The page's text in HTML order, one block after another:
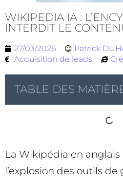
WIKIPEDIA IA :
INTERDIT LE
27/03/2026 Patrick
Acquisition de leads
TABLE DES
La Wikipédia en
l’explosion des outils